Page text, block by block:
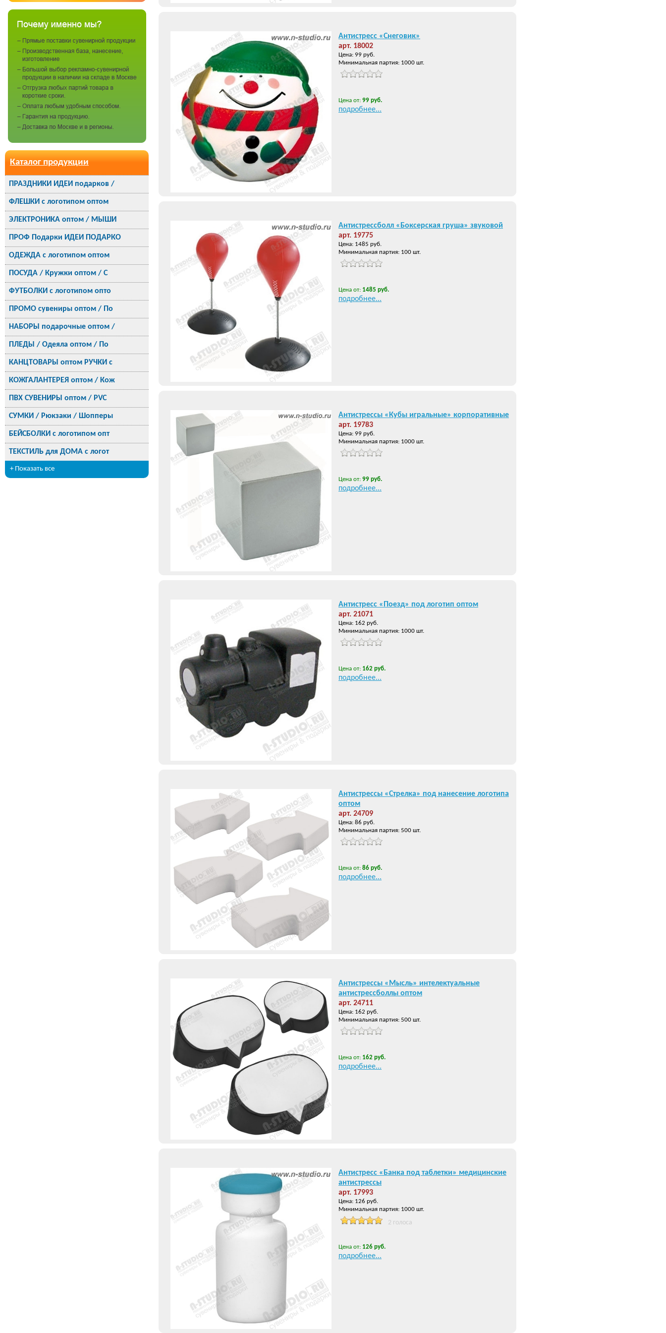
Каталог продукции
ПРАЗДНИКИ ИДЕИ подарков /
ФЛЕШКИ с логотипом оптом
ЭЛЕКТРОНИКА оптом / МЫШИ
ПРОФ Подарки ИДЕИ ПОДАРКО
ОДЕЖДА с логотипом оптом
ПОСУДА / Кружки оптом / С
ФУТБОЛКИ с логотипом опто
ПРОМО сувениры оптом / По
НАБОРЫ подарочные оптом /
ПЛЕДЫ / Одеяла оптом / По
КАНЦТОВАРЫ оптом РУЧКИ с
КОЖГАЛАНТЕРЕЯ оптом / Кож
ПВХ СУВЕНИРЫ оптом / PVC
СУМКИ / Рюкзаки / Шопперы
БЕЙСБОЛКИ с логотипом опт
ТЕКСТИЛЬ для ДОМА с логот
+ Показать все
Антистресс «Снеговик»
арт. 18002
Цена: 99 руб.
Минимальная партия: 1000 шт.
Цена от: 99 руб.
подробнее...
Антистрессболл «Боксерская груша» звуковой
арт. 19775
Цена: 1485 руб.
Минимальная партия: 100 шт.
Цена от: 1485 руб.
подробнее...
Антистрессы «Кубы игральные» корпоративные
арт. 19783
Цена: 99 руб.
Минимальная партия: 1000 шт.
Цена от: 99 руб.
подробнее...
Антистресс «Поезд» под логотип оптом
арт. 21071
Цена: 162 руб.
Минимальная партия: 1000 шт.
Цена от: 162 руб.
подробнее...
Антистрессы «Стрелка» под нанесение логотипа
оптом
арт. 24709
Цена: 86 руб.
Минимальная партия: 500 шт.
Цена от: 86 руб.
подробнее...
Антистрессы «Мысль» интелектуальные
антистрессболлы оптом
арт. 24711
Цена: 162 руб.
Минимальная партия: 500 шт.
Цена от: 162 руб.
подробнее...
Антистресс «Банка под таблетки» медицинские
антистрессы
арт. 17993
Цена: 126 руб.
Минимальная партия: 1000 шт.
2 голоса
Цена от: 126 руб.
подробнее...